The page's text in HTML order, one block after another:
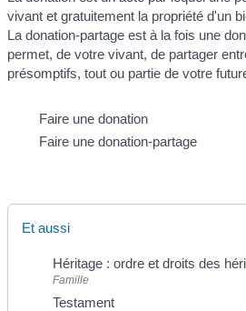
vivant et gratuitement la propriété d'un
La donation-partage est à la fois une
permet, de votre vivant, de partager
présomptifs, tout ou partie de votre
Faire une donation
Faire une donation-partage
Et aussi
Héritage : ordre et droits des
Famille
Testament